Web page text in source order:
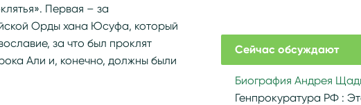
Первая – за
Орды хана Юсуфа, который
за что был проклят
Али и, конечно, должны были
Сейчас обсуждают
Биография Андрея
Генпрокуратура РФ :